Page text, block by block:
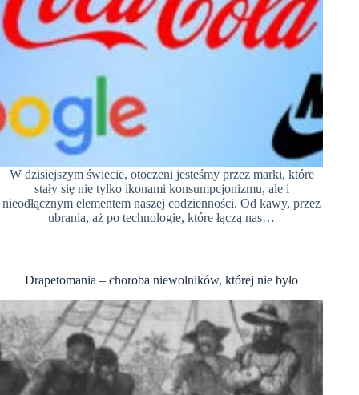
W dzisiejszym świecie, otoczeni jesteśmy przez marki, które
stały się nie tylko ikonami konsumpcjonizmu, ale i
nieodłącznym elementem naszej codzienności. Od kawy, przez
ubrania, aż po technologie, które łączą nas…
Drapetomania – choroba niewolników, której nie było